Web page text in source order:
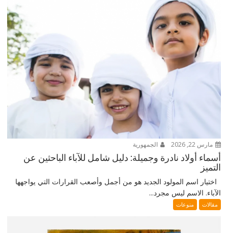
مارس 22, 2026 الجمهورية
أسماء أولاد نادرة وجميلة: دليل شامل للآباء الباحثين عن
التميز
اختيار اسم المولود الجديد هو من أجمل وأصعب القرارات التي يواجهها
الآباء. الاسم ليس مجرد...
مقالات منوعات